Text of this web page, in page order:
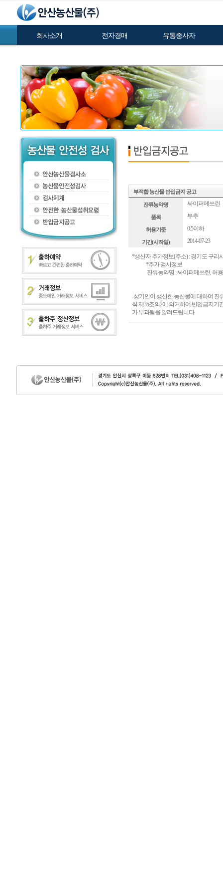
회사소개 전자경매 유통종사자
부적합 농산물 반입금지 공고
잔류농약명 싸이퍼메쓰린
품목 부추
허용기준 0.5이하
기간(시작일) 2014-07-23
*생산자 추가정보(주소) : 경기도 구리
*추가 검사정보
잔류농약명 : 싸이퍼메쓰린, 허용기
-상기인이 생산한 농산물에 대하여
칙 제35조의2에 의거하여 반입금지기
가 부과됨을 알려드립니다.